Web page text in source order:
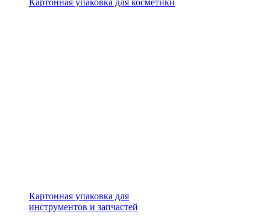
Картонная упаковка для
инструментов и запчастей